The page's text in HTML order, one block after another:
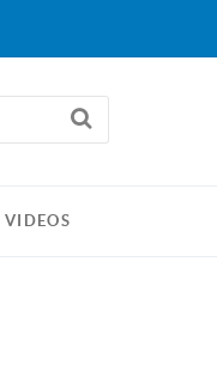
VIDEOS